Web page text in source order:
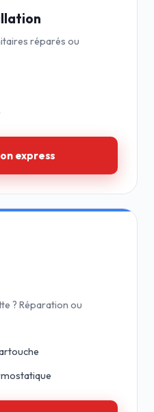
réparés ou
express
? Réparation ou